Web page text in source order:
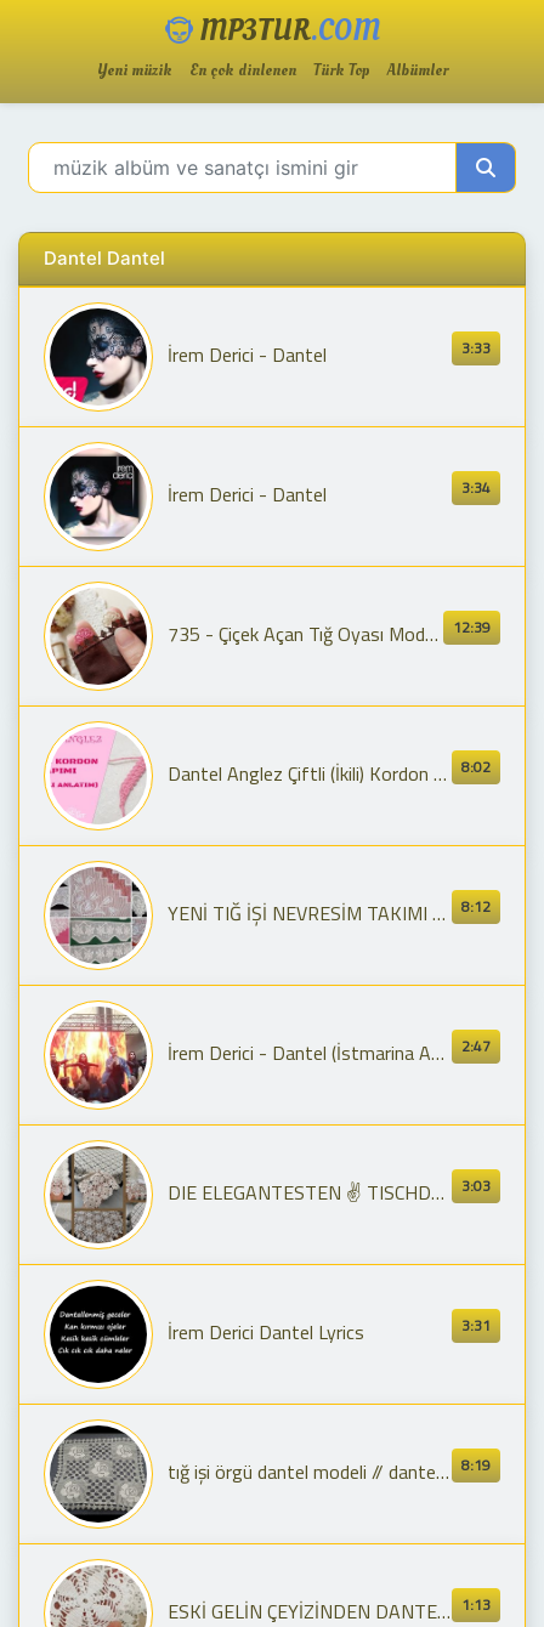
MP3TUR.COM
Yeni müzik En çok dinlenen Türk Top Albümler
Dantel Dantel
3:33
İrem Derici - Dantel
3:34
İrem Derici - Dantel
12:39
735 - ​Çiçek Açan Tığ Oyası Modeli 🌺 Çeyiz Çemberlerine Çok Yakışacak!
8:02
Dantel Anglez Çiftli (İkili) Kordon Yapımı-Kalın İp Yüksek Kalite-Anglez Zinciri Romanian Point Lace
8:12
YENİ TIĞ İŞİ NEVRESİM TAKIMI DANTEL MODELLERİ | ÇEYİZLİK PİKE TAKIMI DANTEL ÖRNEKLERİ
2:47
İrem Derici - Dantel (İstmarina AVM) (04.05.2019)
3:03
DIE ELEGANTESTEN ✌️ TISCHDECKEN AUS SPITZE, WOHNZIMMER-SETS, SPITZEN-COUCHTISCHDECKE, LÄUFER 🌸
3:31
İrem Derici Dantel Lyrics
8:19
tığ işi örgü dantel modeli // dantel salon takımı | lace-crochet-pattern
1:13
ESKİ GELİN ÇEYİZİNDEN DANTEL MODELLERİ 🌺 SANDIKTAN ÇIKAN GÜZELLİK 🌺 TIĞ OYASI